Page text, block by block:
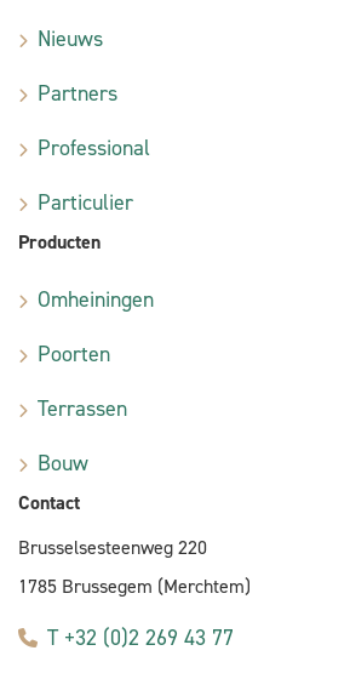
Nieuws
Partners
Professional
Particulier
Producten
Omheiningen
Poorten
Terrassen
Bouw
Contact
Brusselsesteenweg 220
1785 Brussegem (Merchtem)
T +32 (0)2 269 43 77